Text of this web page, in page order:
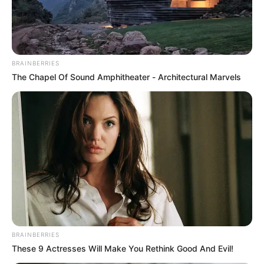
Departamento de Policía Tolima
Vías del Tolima. Imagen de ilustración.
Por:Valentina Cortés Castillo
Diciembre 27, 2021
BRAINBERRIES
The Chapel Of Sound Amphitheater - Architectural Marvels
BRAINBERRIES
These 9 Actresses Will Make You Rethink Good And Evil!